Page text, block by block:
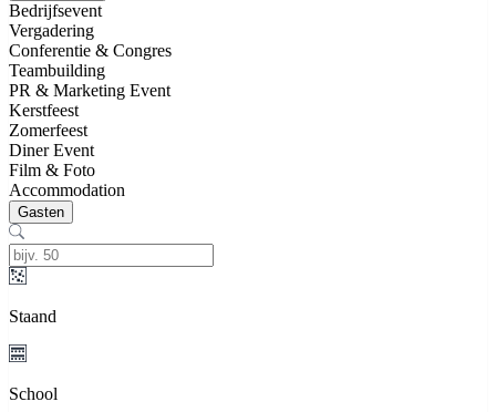
Bedrijfsevent
Vergadering
Conferentie & Congres
Teambuilding
PR & Marketing Event
Kerstfeest
Zomerfeest
Diner Event
Film & Foto
Accommodation
Gasten
Staand
School